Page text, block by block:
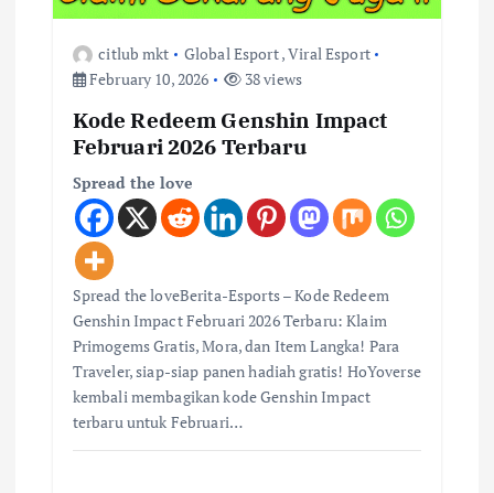
citlub mkt Global Esport,Viral Esport
February 10, 2026
38 views
Kode Redeem Genshin Impact
Februari 2026 Terbaru
Spread the love
Spread the loveBerita-Esports – Kode Redeem
Genshin Impact Februari 2026 Terbaru: Klaim
Primogems Gratis, Mora, dan Item Langka! Para
Traveler, siap-siap panen hadiah gratis! HoYoverse
kembali membagikan kode Genshin Impact
terbaru untuk Februari…